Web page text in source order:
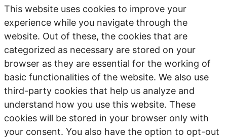
This website uses cookies to improve your
experience while you navigate through the
website. Out of these, the cookies that are
categorized as necessary are stored on your
browser as they are essential for the working of
basic functionalities of the website. We also use
third-party cookies that help us analyze and
understand how you use this website. These
cookies will be stored in your browser only with
your consent. You also have the option to opt-out